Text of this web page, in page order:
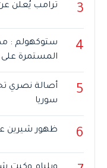
3 ترامب يُعلن عن
4
ستوكهولم :
المستمرة
5
أصالة نصري
سوريا
6 ظهور شيرين